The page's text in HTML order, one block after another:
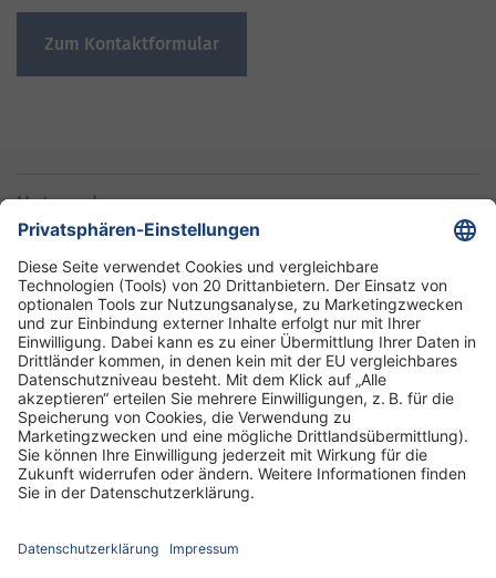
Zum Kontaktformular
Unternehmen
Informationen
Standorte
DRK-Schwesternschaft Berlin
Impressum